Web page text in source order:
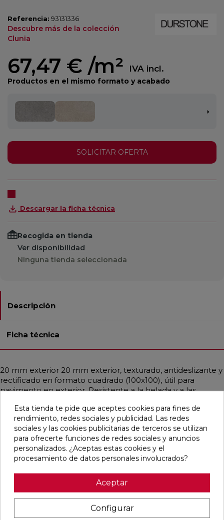
Referencia: 93131336
Descubre más de la colección
Clunia
67,47 € /m² IVA incl.
Productos en el mismo formato y acabado
SOLICITAR OFERTA
Descargar la ficha técnica
Recogida en tienda
Ver disponibilidad
Ninguna tienda seleccionada
Descripción
Ficha técnica
20 mm exterior 20 mm exterior, texturado, antideslizante y
rectificado en formato cuadrado (100x100), útil para
pavimento en exterior. Resistente a la helada y a las
artesanal,mediterráneo y simulando cemento
mayoritariamente en color gris medio.
Pensamos que te puede interesar
favorite favorite favorite favorite
Esta tienda te pide que aceptes cookies para fines de
rendimiento, redes sociales y publicidad. Las redes
sociales y las cookies publicitarias de terceros se utilizan
para ofrecerte funciones de redes sociales y anuncios
personalizados. ¿Aceptas estas cookies y el
procesamiento de datos personales involucrados?
Aceptar
Configurar